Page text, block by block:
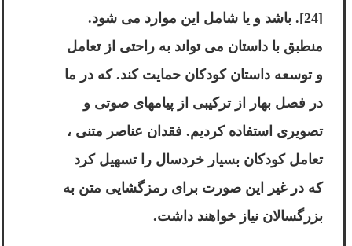
[24]. باشد و یا شامل این موارد می شود.
منطبق با داستان می تواند به راحتی از تعامل
و توسعه داستان کودکان حمایت کند. که در ما
در فصل بهار از ترکیبی از پیامهای صوتی و
تصویری استفاده کردیم. فقدان عناصر متنی ،
تعامل کودکان بسیار خردسال را تسهیل کرد
که در غیر این صورت برای رمزگشایی متن به
بزرگسالان نیاز خواهند داشت.